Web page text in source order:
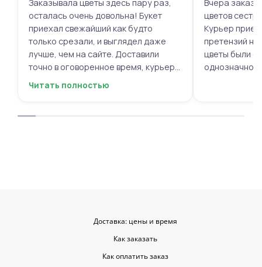
Заказывала цветы здесь пару раз,
осталась очень довольна! Букет
приехал свежайший как будто
только срезали, и выглядел даже
лучше, чем на сайте. Доставили
точно в оговоренное время, курьер
вежливый, ещё и открытку с тёплыми
приятными. Однозначно буду
Читать полностью
Вчера
цветов
Курьер
претензий
цветы были
однозначно.
Доставка: цены и время
Как заказать
Как оплатить заказ